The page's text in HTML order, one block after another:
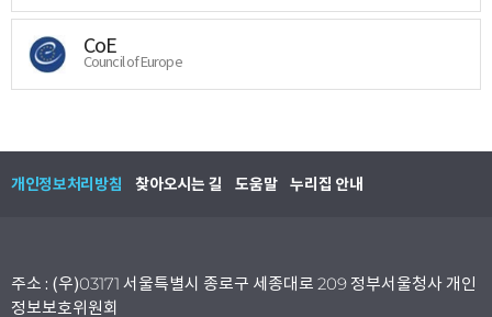
CoE
Council of Europe
개인정보처리방침 찾아오시는 길 도움말 누리집 안내
주소 : (우)03171 서울특별시 종로구 세종대로 209 정부서울청사 개인
정보보호위원회